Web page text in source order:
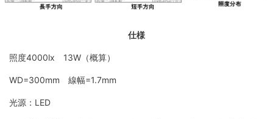
仕様
照度4000lx 13W（概算）
WD=300mm 線幅=1.7mm
光源：LED